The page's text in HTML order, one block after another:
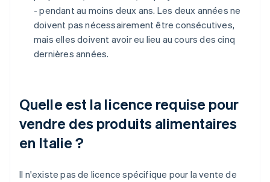
- pendant au moins deux ans. Les deux années ne
doivent pas nécessairement être consécutives,
mais elles doivent avoir eu lieu au cours des cinq
dernières années.
Quelle est la licence requise pour
vendre des produits alimentaires
en Italie ?
Il n'existe pas de licence spécifique pour la vente de